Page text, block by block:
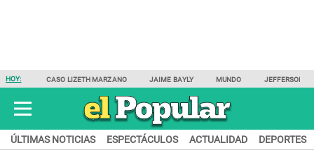
HOY: CASO LIZETH MARZANO JAIME BAYLY MUNDO JEFFERSON
ÚLTIMAS NOTICIAS ESPECTÁCULOS ACTUALIDAD DEPORTES